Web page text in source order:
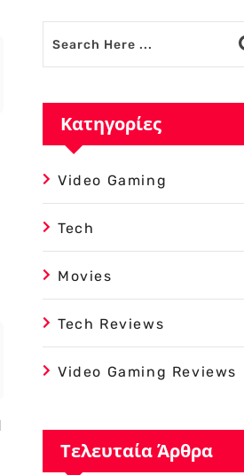
Κατηγορίες
Video Gaming
Tech
Movies
Tech Reviews
Video Gaming Reviews
Τελευταία Άρθρα